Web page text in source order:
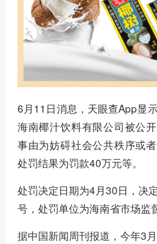
6月11日消息，天眼查App显
海南椰汁饮料有限公司被公
事由为妨碍社会公共秩序或
处罚结果为罚款40万元等。
处罚决定日期为4月30日，决
号，处罚单位为海南省市场监
据中国新闻周刊报道，今年3